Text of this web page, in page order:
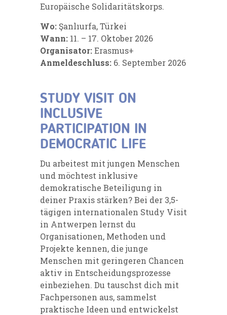
Europäische Solidaritätskorps.
Wo: Şanlıurfa, Türkei
Wann: 11. – 17. Oktober 2026
Organisator:Erasmus+
Anmeldeschluss: 6. September 2026
STUDY VISIT ON
INCLUSIVE
PARTICIPATION IN
DEMOCRATIC LIFE
Du arbeitest mit jungen Menschen
und möchtest inklusive
demokratische Beteiligung in
deiner Praxis stärken? Bei der 3,5-
tägigen internationalen Study Visit
in Antwerpen lernst du
Organisationen, Methoden und
Projekte kennen, die junge
Menschen mit geringeren Chancen
aktiv in Entscheidungsprozesse
einbeziehen. Du tauschst dich mit
Fachpersonen aus, sammelst
praktische Ideen und entwickelst